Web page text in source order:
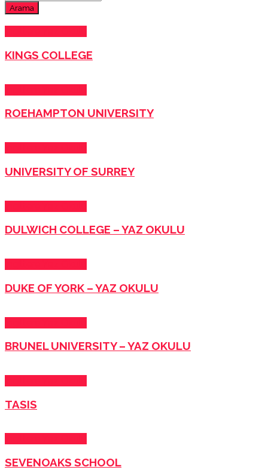
Arama
KINGS COLLEGE
ROEHAMPTON UNIVERSITY
UNIVERSITY OF SURREY
DULWICH COLLEGE – YAZ OKULU
DUKE OF YORK – YAZ OKULU
BRUNEL UNIVERSITY – YAZ OKULU
TASIS
SEVENOAKS SCHOOL